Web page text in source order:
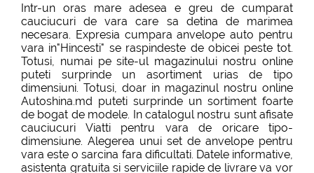
Intr-un oras mare adesea e greu de cumparat
cauciucuri de vara care sa detina de marimea
necesara. Expresia cumpara anvelope auto pentru
vara in"Hincesti" se raspindeste de obicei peste tot.
Totusi, numai pe site-ul magazinului nostru online
puteti surprinde un asortiment urias de tipo
dimensiuni. Totusi, doar in magazinul nostru online
Autoshina.md puteti surprinde un sortiment foarte
de bogat de modele. In catalogul nostru sunt afisate
cauciucuri Viatti pentru vara de oricare tipo-
dimensiune. Alegerea unui set de anvelope pentru
vara este o sarcina fara dificultati. Datele informative,
asistenta gratuita si serviciile rapide de livrare va vor